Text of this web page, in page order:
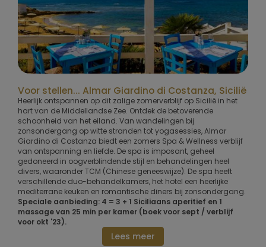
Voor stellen... Almar Giardino di Costanza, Sicilië
Heerlijk ontspannen op dit zalige zomerverblijf op Sicilië in het
hart van de Middellandse Zee. Ontdek de betoverende
schoonheid van het eiland. Van wandelingen bij
zonsondergang op witte stranden tot yogasessies, Almar
Giardino di Costanza biedt een zomers Spa & Wellness verblijf
van ontspanning en liefde. De spa is imposant, geheel
gedoneerd in oogverblindende stijl en behandelingen heel
divers, waaronder TCM (Chinese geneeswijze). De spa heeft
verschillende duo-behandelkamers, het hotel een heerlijke
mediterrane keuken en romantische diners bij zonsondergang.
Speciale aanbieding: 4 = 3 + 1 Siciliaans aperitief en 1
massage van 25 min per kamer (boek voor sept / verblijf
voor okt '23).
Lees meer